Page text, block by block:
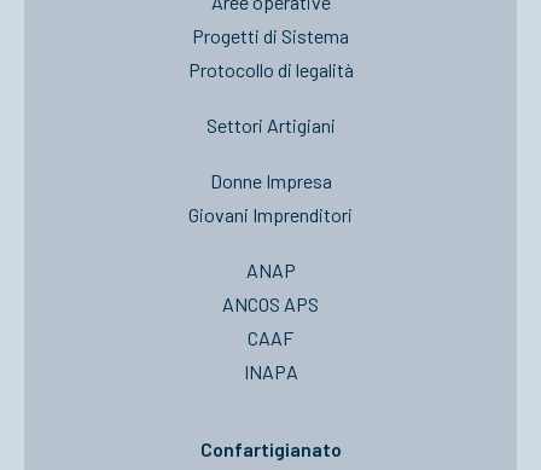
Progetti di Sistema
Protocollo di legalità
Settori Artigiani
Donne Impresa
Giovani Imprenditori
ANAP
ANCOS APS
CAAF
INAPA
Confartigianato